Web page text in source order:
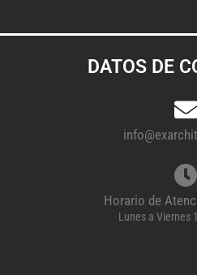
DATOS DE
Horario de
Lunes a Viernes